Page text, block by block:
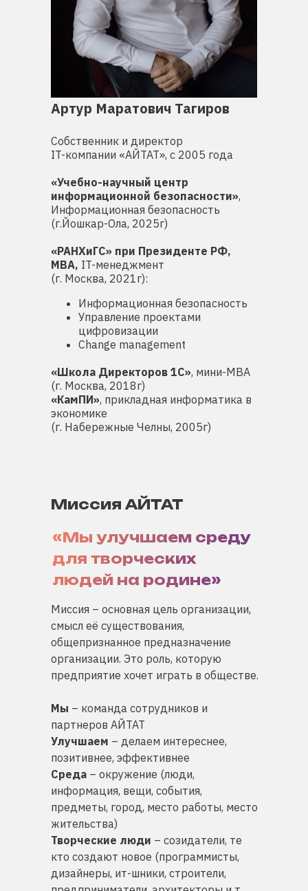
Артур Маратович Тагиров
Собственник и директор
IT-компании «АЙТАТ», с 2005 года
«Учебно-научный центр
информационной безопасности»,
Информационная безопасность
(г.Йошкар-Ола, 2025г)
«РАНХиГС» при Президенте РФ,
MBA, IT-менеджмент
(г. Москва, 2021г):
Информационная безопасность
Управление проектами
цифровизации
Change management
«Школа Директоров 1С», мини-MBA
(г. Москва, 2018г)
«КамПИ», прикладная информатика в
экономике
(г. Набережные Челны, 2005г)
Миссия АЙТАТ
«Мы улучшаем среду
для творческих
людей на родине»
Миссия – основная цель организации,
смысл её существования,
общепризнанное предназначение
организации. Это роль, которую
предприятие хочет играть в обществе.
Мы – команда сотрудников и
партнеров АЙТАТ
Улучшаем – делаем интереснее,
позитивнее, эффективнее
Среда – окружение (люди,
информация, вещи, события,
предметы, город, место работы, место
жительства)
Творческие люди – созидатели, те
кто создают новое (программисты,
дизайнеры, ит-шники, строители,